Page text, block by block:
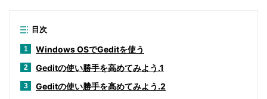
目次
1 Windows OSでGeditを使う
2 Geditの使い勝手を高めてみよう.1
3 Geditの使い勝手を高めてみよう.2